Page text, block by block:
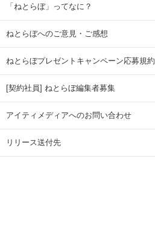
「ねとらぼ」ってなに？
ねとらぼへのご意見・ご感想
ねとらぼプレゼントキャンペーン応募規約
[契約社員] ねとらぼ編集者募集
アイティメディアへのお問い合わせ
リリース送付先